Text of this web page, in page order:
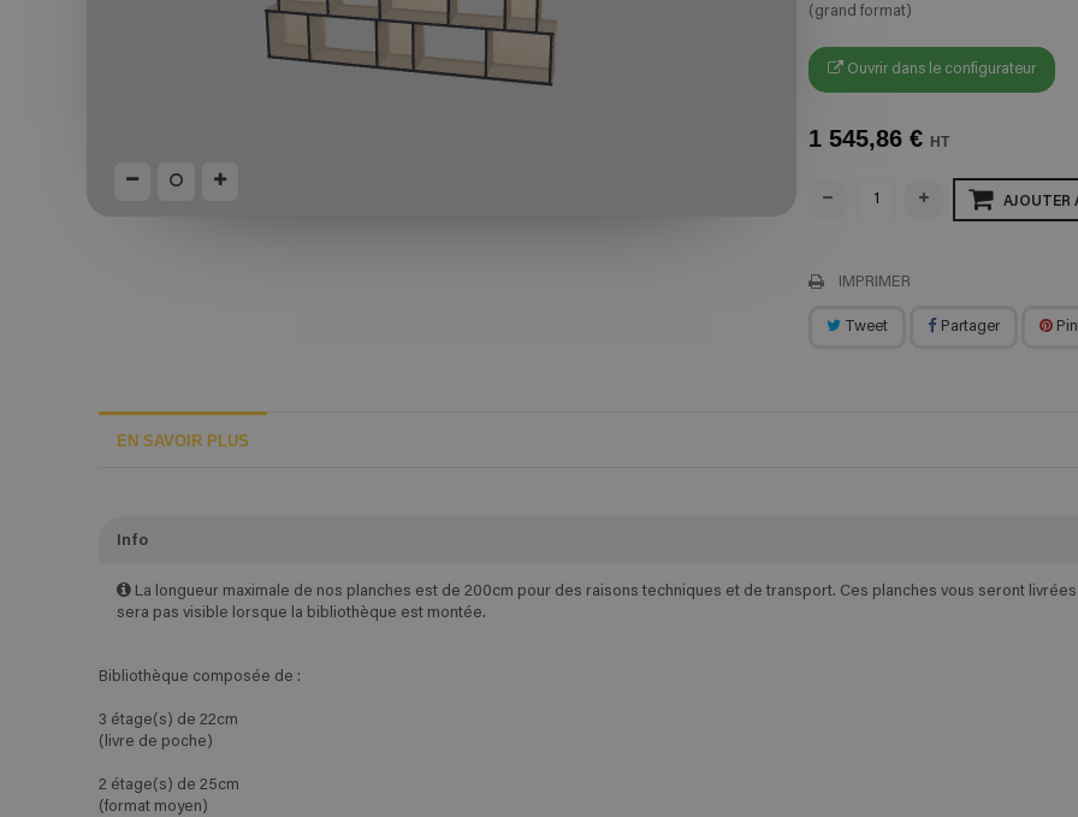
(grand format)
Ouvrir dans le configurateur
1 545,86 € HT
AJOUTER
IMPRIMER
Tweet Partager
EN SAVOIR PLUS
Info
La longueur maximale de nos planches est de 200cm pour des raisons techniques et de transport. Ces planches vous seront
sera pas visible lorsque la bibliothèque est montée.
Bibliothèque composée de :
3 étage(s) de 22cm
(livre de poche)
2 étage(s) de 25cm
(format moyen)